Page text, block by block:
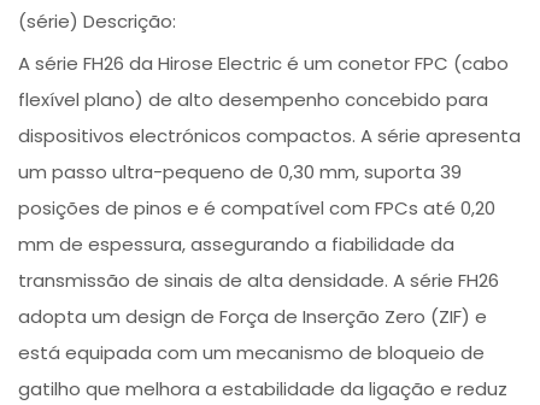
(série) Descrição:
A série FH26 da Hirose Electric é um conetor FPC (cabo
flexível plano) de alto desempenho concebido para
dispositivos electrónicos compactos. A série apresenta
um passo ultra-pequeno de 0,30 mm, suporta 39
posições de pinos e é compatível com FPCs até 0,20
mm de espessura, assegurando a fiabilidade da
transmissão de sinais de alta densidade. A série FH26
adopta um design de Força de Inserção Zero (ZIF) e
está equipada com um mecanismo de bloqueio de
gatilho que melhora a estabilidade da ligação e reduz